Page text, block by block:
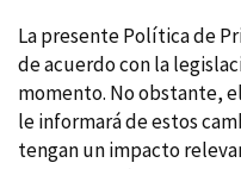
La presente Política de
de acuerdo con la
momento. No obstante,
le informará de estos
tengan un impacto